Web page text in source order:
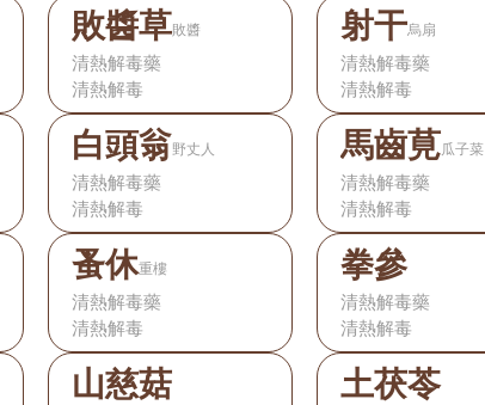
敗醬草敗醬
清熱解毒藥
清熱解毒
射干烏扇
清熱解毒藥
清熱解毒
白頭翁野丈人
清熱解毒藥
清熱解毒
馬齒莧瓜子菜
清熱解毒藥
清熱解毒
蚤休重樓
清熱解毒藥
清熱解毒
拳參
清熱解毒藥
清熱解毒
山慈菇 土茯苓